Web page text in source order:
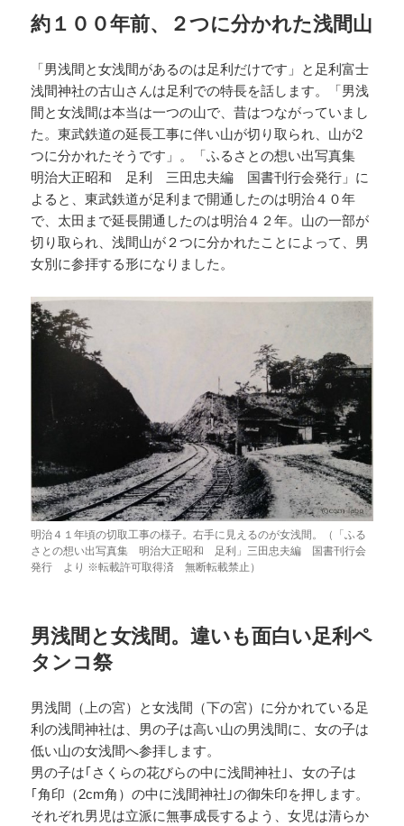
約１００年前、２つに分かれた浅間山
「男浅間と女浅間があるのは足利だけです」と足利富士
浅間神社の古山さんは足利での特長を話します。「男浅
間と女浅間は本当は一つの山で、昔はつながっていまし
た。東武鉄道の延長工事に伴い山が切り取られ、山が2
つに分かれたそうです」。「ふるさとの想い出写真集
明治大正昭和 足利 三田忠夫編 国書刊行会発行」に
よると、東武鉄道が足利まで開通したのは明治４０年
で、太田まで延長開通したのは明治４２年。山の一部が
切り取られ、浅間山が２つに分かれたことによって、男
女別に参拝する形になりました。
明治４１年頃の切取工事の様子。右手に見えるのが女浅間。（「ふる
さとの想い出写真集 明治大正昭和 足利」三田忠夫編 国書刊行会
発行 より ※転載許可取得済 無断転載禁止）
男浅間と女浅間。違いも面白い足利ペ
タンコ祭
男浅間（上の宮）と女浅間（下の宮）に分かれている足
利の浅間神社は、男の子は高い山の男浅間に、女の子は
低い山の女浅間へ参拝します。
男の子は｢さくらの花びらの中に浅間神社｣、女の子は
｢角印（2cm角）の中に浅間神社｣の御朱印を押します。
それぞれ男児は立派に無事成長するよう、女児は清らか